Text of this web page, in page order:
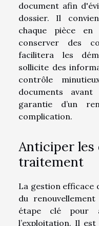
document afin
dossier. Il
chaque pièce
conserver des
facilitera les
sollicite des
contrôle
documents
garantie d’un
complication.
Anticiper les
traitement
La gestion efficace
du
étape clé pour
l’exploitation. Il